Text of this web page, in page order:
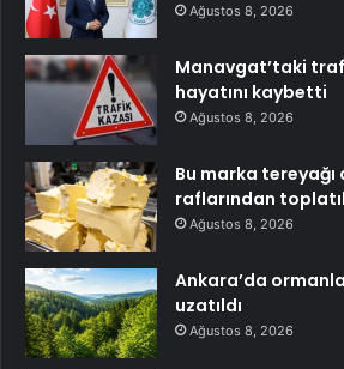
Ağustos 8, 2026
Manavgat’taki
hayatını kaybetti
Ağustos 8, 2026
Bu marka
raflarından
Ağustos 8, 2026
Ankara’da
uzatıldı
Ağustos 8, 2026